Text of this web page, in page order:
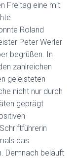
Freitag eine mit
Roland
Peter Werler
begrüßen. In
zahlreichen
geleisteten
nicht nur durch
geprägt
das
Demnach beläuft